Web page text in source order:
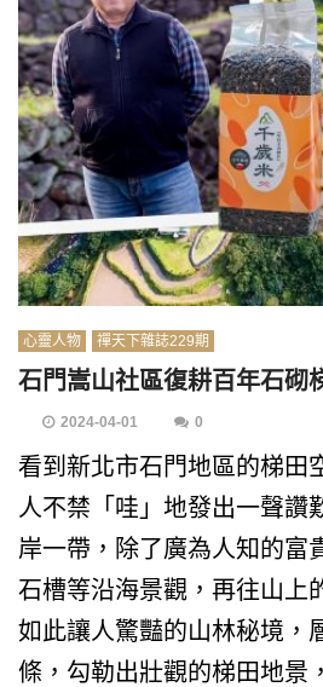
心靈人物 禪天下雜誌229期
石門嵩山社區復耕百年石
2024-04-01 0
看到新北市石門地區的梯田
人不禁「哇」地發出一聲讚
岸一帶，除了廣為人知的富
石槽等沿海景觀，再往山上
如此讓人驚豔的山林秘境，
條，勾勒出壯觀的梯田地景